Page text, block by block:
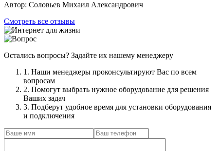
Автор: Соловьев Михаил Александрович
Смотреть все отзывы
Остались вопросы? Задайте их нашему менеджеру
1. Наши менеджеры проконсультируют Вас по всем
вопросам
2. Помогут выбрать нужное оборудование для решения
Ваших задач
3. Подберут удобное время для установки оборудования
и подключения